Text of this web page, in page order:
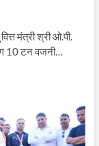
मंत्री श्री ओ.पी.
10 टन वजनी…